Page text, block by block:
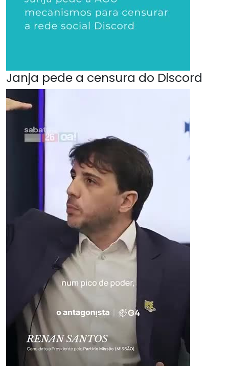
Janja pede a censura do Discord